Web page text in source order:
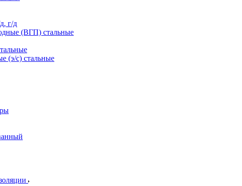
г/д
(ВГП) стальные
(э/с) стальные